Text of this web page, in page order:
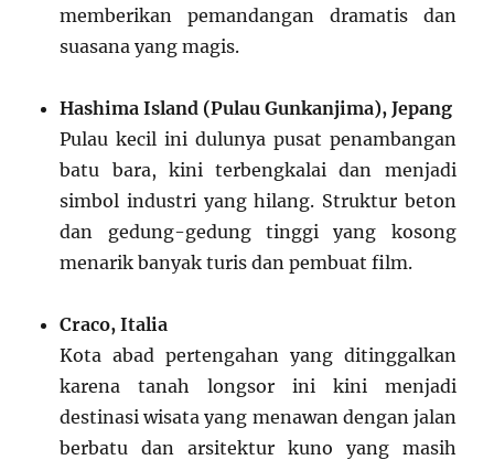
memberikan pemandangan dramatis dan
suasana yang magis.
Hashima Island (Pulau Gunkanjima), Jepang
Pulau kecil ini dulunya pusat penambangan
batu bara, kini terbengkalai dan menjadi
simbol industri yang hilang. Struktur beton
dan gedung-gedung tinggi yang kosong
menarik banyak turis dan pembuat film.
Craco, Italia
Kota abad pertengahan yang ditinggalkan
karena tanah longsor ini kini menjadi
destinasi wisata yang menawan dengan jalan
berbatu dan arsitektur kuno yang masih